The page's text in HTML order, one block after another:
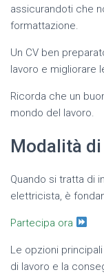
assicurandoti che
formattazione.
Un CV ben
lavoro e migliorare
Ricorda che un
mondo del lavoro.
Modalità
Quando si tratta di
elettricista, è
Partecipa ora
Le opzioni principali
di lavoro e la